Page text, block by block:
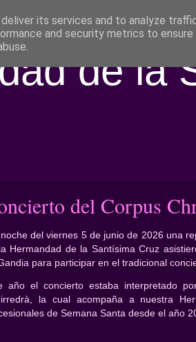
de la
del Corpus
del viernes 5 de junio de 2026 una
Hermandad de la Santísima Cruz
para participar en el tradicional
año el concierto estaba interpretado
la cual acompaña a nuestra
de Semana Santa desde el año
its services and to analyze
and security metrics to